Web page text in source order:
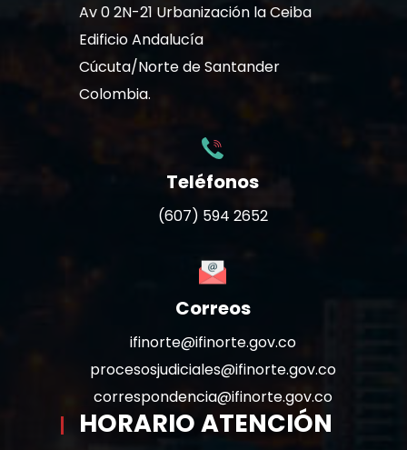
Av 0 2N-21 Urbanización la Ceiba
Edificio Andalucía
Cúcuta/Norte de Santander
Colombia.
Teléfonos
(607) 594 2652
Correos
ifinorte@ifinorte.gov.co
procesosjudiciales@ifinorte.gov.co
correspondencia@ifinorte.gov.co
HORARIO ATENCIÓN